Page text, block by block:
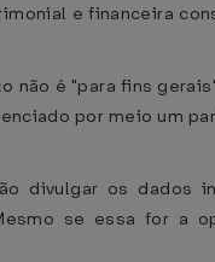
e financeira
é "para fins
por meio um
divulgar os
se essa for a